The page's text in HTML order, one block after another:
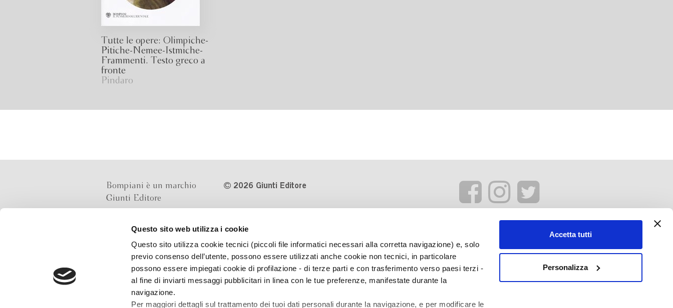
Questo sito web utilizza i cookie
Questo sito utilizza cookie tecnici (piccoli file informatici necessari alla corretta navigazione) e, solo
previo consenso dell’utente, possono essere utilizzati anche cookie non tecnici, in particolare
possono essere impiegati cookie di profilazione - di terze parti e con trasferimento verso paesi terzi -
al fine di inviarti messaggi pubblicitari in linea con le tue preferenze, manifestate durante la
navigazione.
Per maggiori dettagli sul trattamento dei tuoi dati personali durante la navigazione, e per modificare le
Accetta tutti
Personalizza
Tutte le opere: Olimpiche-
Pitiche-Nemee-Istmiche-
Frammenti. Testo greco a
fronte
Pindaro
Bompiani è un marchio
Giunti Editore
Via Bolognese 165,
50139 Firenze
Via G.B.Pirelli 30,
2026 Giunti Editore
Numero d'iscrizione al Registro
Imprese di Milano REA 1327444
Informativa sulla privacy